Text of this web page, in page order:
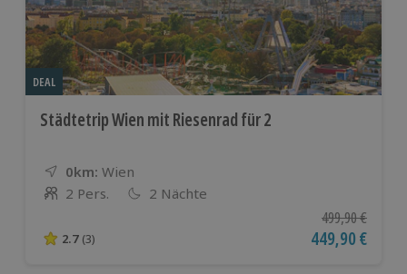
DEAL
Städtetrip Wien mit Riesenrad für 2
0km: Entfernung
Standort
Wien
Anzahl der Teilnehmer
2 Pers. 2 Nächte
2.7 von 5 Sternen basierend auf 3 Bewertungen
2.7 (3)
Ursprünglicher
499,90 €
Aktueller Preis
449,90 €